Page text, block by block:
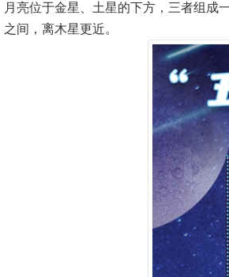
月亮位于金星、土星的下方，三者组成
之间，离木星更近。